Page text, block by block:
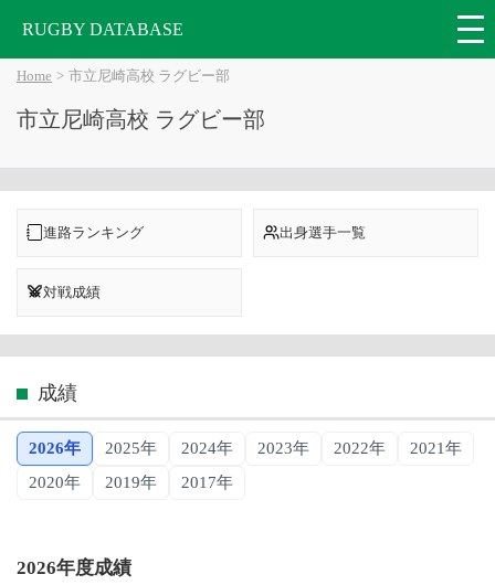
RUGBY DATABASE
Home 市立尼崎高校 ラグビー部
市立尼崎高校 ラグビー部
進路ランキング 出身選手一覧
対戦成績
成績
2026年 2025年 2024年 2023年 2022年
2021年
2020年
2019年 2017年
2026年度成績